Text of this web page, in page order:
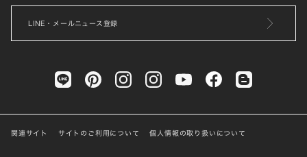
LINE・メールニュース登録
関連サイト サイトのご利用について 個人情報の取り扱いについて